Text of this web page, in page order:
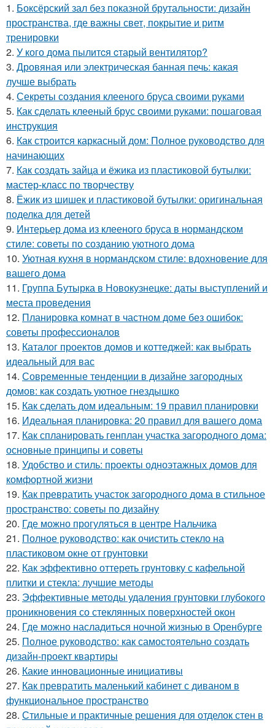
1. Боксёрский зал без показной брутальности: дизайн
пространства, где важны свет, покрытие и ритм
тренировки
2. У кого дома пылитcя cтарый вентилятор?
3. Дровяная или электрическая банная печь: какая
лучше выбрать
4. Секреты создания клееного бруса своими руками
5. Как сделать клееный брус своими руками: пошаговая
инструкция
6. Как строится каркасный дом: Полное руководство для
начинающих
7. Как создать зайца и ёжика из пластиковой бутылки:
мастер-класс по творчеству
8. Ёжик из шишек и пластиковой бутылки: оригинальная
поделка для детей
9. Интерьер дома из клееного бруса в нормандском
стиле: советы по созданию уютного дома
10. Уютная кухня в нормандском стиле: вдохновение для
вашего дома
11. Группа Бутырка в Новокузнецке: даты выступлений и
места проведения
12. Планировка комнат в частном доме без ошибок:
советы профессионалов
13. Каталог проектов домов и коттеджей: как выбрать
идеальный для вас
14. Современные тенденции в дизайне загородных
домов: как создать уютное гнездышко
15. Как сделать дом идеальным: 19 правил планировки
16. Идеальная планировка: 20 правил для вашего дома
17. Как спланировать генплан участка загородного дома:
основные принципы и советы
18. Удобство и стиль: проекты одноэтажных домов для
комфортной жизни
19. Как превратить участок загородного дома в стильное
пространство: советы по дизайну
20. Где можно прогуляться в центре Нальчика
21. Полное руководство: как очистить стекло на
пластиковом окне от грунтовки
22. Как эффективно оттереть грунтовку с кафельной
плитки и стекла: лучшие методы
23. Эффективные методы удаления грунтовки глубокого
проникновения со стеклянных поверхностей окон
24. Где можно насладиться ночной жизнью в Оренбурге
25. Полное руководство: как самостоятельно создать
дизайн-проект квартиры
26. Какие инновационные инициативы
27. Как превратить маленький кабинет с диваном в
функциональное пространство
28. Стильные и практичные решения для отделок стен в